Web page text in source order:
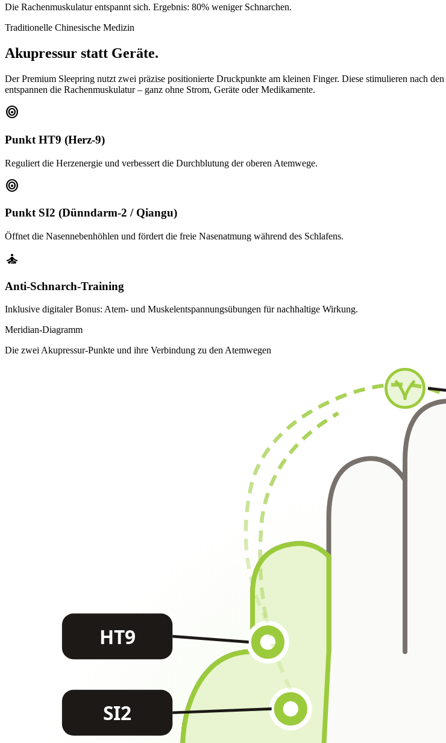
Die Rachenmuskulatur entspannt sich. Ergebnis: 80% weniger Schnarchen.
Traditionelle Chinesische Medizin
Akupressur statt Geräte.
Der Premium Sleepring nutzt zwei präzise positionierte Druckpunkte am kleinen Finger. Diese stimulieren nach
entspannen die Rachenmuskulatur – ganz ohne Strom, Geräte oder Medikamente.
target
Punkt HT9 (Herz-9)
Reguliert die Herzenergie und verbessert die Durchblutung der oberen Atemwege.
target
Punkt SI2 (Dünndarm-2 / Qiangu)
Öffnet die Nasennebenhöhlen und fördert die freie Nasenatmung während des Schlafens.
self_improvement
Anti-Schnarch-Training
Inklusive digitaler Bonus: Atem- und Muskelentspannungsübungen für nachhaltige Wirkung.
Meridian-Diagramm
Die zwei Akupressur-Punkte und ihre Verbindung zu den Atemwegen
HT9
SI2